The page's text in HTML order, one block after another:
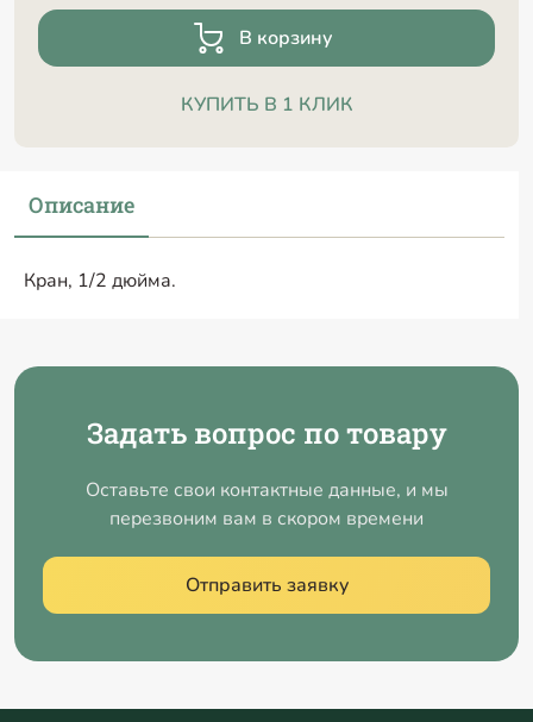
В корзину
КУПИТЬ В 1 КЛИК
Описание
Кран, 1/2 дюйма.
Задать вопрос по товару
Оставьте свои контактные данные, и мы
перезвоним вам в скором времени
Отправить заявку